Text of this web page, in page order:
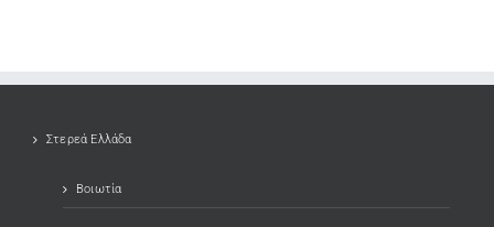
Στερεά Ελλάδα
Βοιωτία